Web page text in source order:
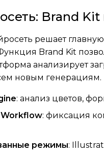
Brand
решает
Brand Kit
анализирует
новым генерациям.
: анализ цветов,
: фиксация
режимы: